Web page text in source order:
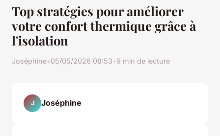
Top stratégies pour améliorer
votre confort thermique grâce à
l'isolation
Joséphine•05/05/2026 08:53•9 min de lecture
J Joséphine